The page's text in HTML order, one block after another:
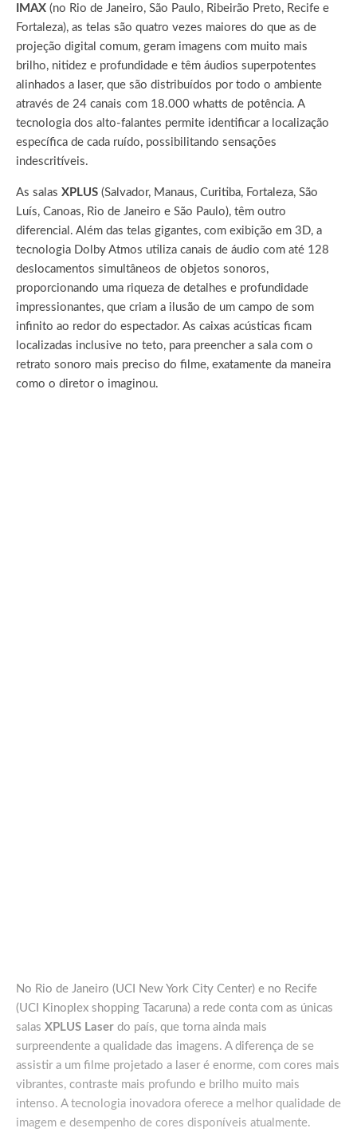
IMAX (no Rio de Janeiro, São Paulo, Ribeirão Preto, Recife e
Fortaleza), as telas são quatro vezes maiores do que as de
projeção digital comum, geram imagens com muito mais
brilho, nitidez e profundidade e têm áudios superpotentes
alinhados a laser, que são distribuídos por todo o ambiente
através de 24 canais com 18.000 whatts de potência. A
tecnologia dos alto-falantes permite identificar a localização
específica de cada ruído, possibilitando sensações
indescritíveis.
As salas XPLUS (Salvador, Manaus, Curitiba, Fortaleza, São
Luís, Canoas, Rio de Janeiro e São Paulo), têm outro
diferencial. Além das telas gigantes, com exibição em 3D, a
tecnologia Dolby Atmos utiliza canais de áudio com até 128
deslocamentos simultâneos de objetos sonoros,
proporcionando uma riqueza de detalhes e profundidade
impressionantes, que criam a ilusão de um campo de som
infinito ao redor do espectador. As caixas acústicas ficam
localizadas inclusive no teto, para preencher a sala com o
retrato sonoro mais preciso do filme, exatamente da maneira
como o diretor o imaginou.
No Rio de Janeiro (UCI New York City Center) e no Recife
(UCI Kinoplex shopping Tacaruna) a rede conta com as únicas
salas XPLUS Laser do país, que torna ainda mais
surpreendente a qualidade das imagens. A diferença de se
assistir a um filme projetado a laser é enorme, com cores mais
vibrantes, contraste mais profundo e brilho muito mais
intenso. A tecnologia inovadora oferece a melhor qualidade de
imagem e desempenho de cores disponíveis atualmente.